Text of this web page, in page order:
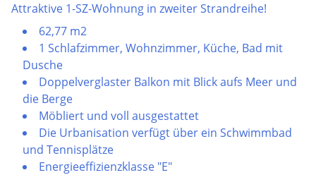
Attraktive 1-SZ-Wohnung in zweiter Strandreihe!
62,77 m2
1 Schlafzimmer, Wohnzimmer, Küche, Bad mit
Dusche
Doppelverglaster Balkon mit Blick aufs Meer und
die Berge
Möbliert und voll ausgestattet
Die Urbanisation verfügt über ein Schwimmbad
und Tennisplätze
Energieeffizienzklasse "E"